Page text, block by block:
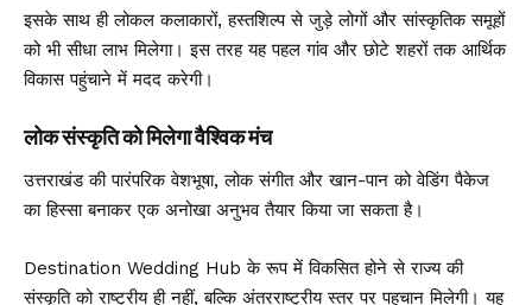
इसके साथ ही लोकल कलाकारों, हस्तशिल्प से जुड़े लोगों और सांस्कृतिक समूहों
को भी सीधा लाभ मिलेगा। इस तरह यह पहल गांव और छोटे शहरों तक आर्थिक
विकास पहुंचाने में मदद करेगी।
लोक संस्कृति को मिलेगा वैश्विक मंच
उत्तराखंड की पारंपरिक वेशभूषा, लोक संगीत और खान-पान को वेडिंग पैकेज
का हिस्सा बनाकर एक अनोखा अनुभव तैयार किया जा सकता है।
Destination Wedding Hub के रूप में विकसित होने से राज्य की
संस्कृति को राष्ट्रीय ही नहीं, बल्कि अंतरराष्ट्रीय स्तर पर पहचान मिलेगी। यह